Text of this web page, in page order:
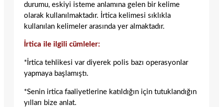
durumu, eskiyi isteme anlamına gelen bir kelime
olarak kullanılmaktadır. İrtica kelimesi sıklıkla
kullanılan kelimeler arasında yer almaktadır.
İrtica ile ilgili cümleler:
*İrtica tehlikesi var diyerek polis bazı operasyonlar
yapmaya başlamıştı.
*Senin irtica faaliyetlerine katıldığın için tutuklandığın
yılları bize anlat.